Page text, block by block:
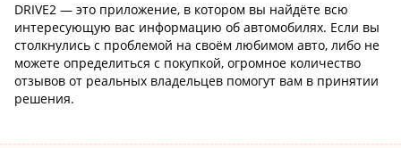
DRIVE2 — это приложение, в котором вы найдёте всю
интересующую вас информацию об автомобилях. Если вы
столкнулись с проблемой на своём любимом авто, либо не
можете определиться с покупкой, огромное количество
отзывов от реальных владельцев помогут вам в принятии
решения.